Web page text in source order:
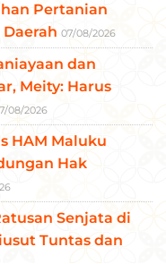
Pertanian
07/08/2026
dan
Meity: Harus
08/2026
HAM Maluku
Hak
Senjata di
Tuntas dan